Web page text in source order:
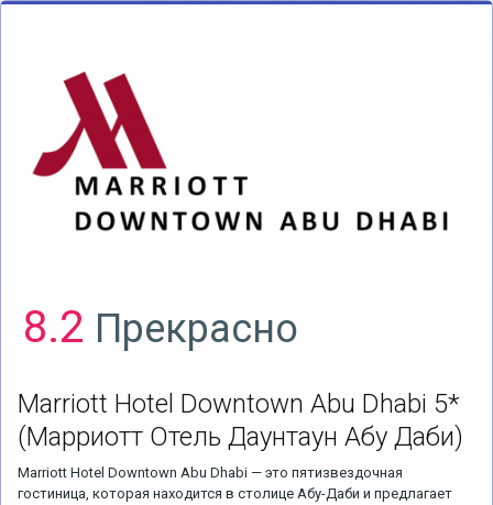
8.2 Прекрасно
Marriott Hotel Downtown Abu Dhabi 5*
(Марриотт Отель Даунтаун Абу Даби)
Marriott Hotel Downtown Abu Dhabi — это пятизвездочная
гостиница, которая находится в столице Абу-Даби и предлагает